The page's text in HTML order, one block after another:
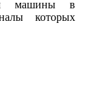
машины в
которых